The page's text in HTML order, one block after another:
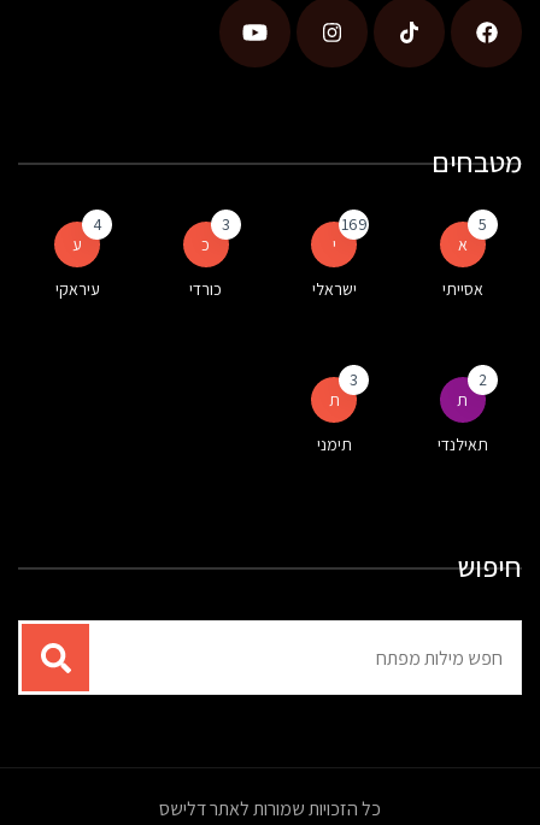
מטבחים
א
5
אסייתי
י
169
ישראלי
כ
3
כורדי
ע
4
עיראקי
ת
2
תאילנדי
ת
3
תימני
חיפוש
עבור
כל הזכויות שמורות לאתר דלישס